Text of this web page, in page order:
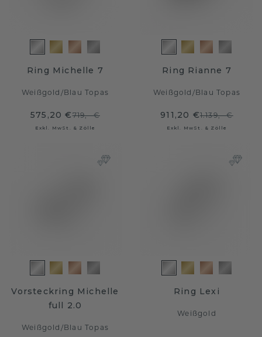
Ring Michelle 7
Weißgold /Blau Topas
575,20 €719,- €
Exkl. MwSt. & Zölle
Ring Rianne 7
Weißgold /Blau Topas
911,20 €1.139,- €
Exkl. MwSt. & Zölle
Vorsteckring Michelle
full 2.0
Weißgold /Blau Topas
Ring Lexi
Weißgold